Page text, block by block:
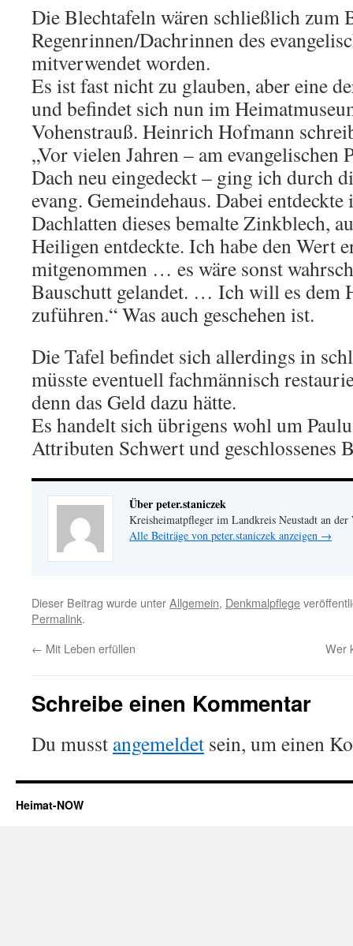
Die Blechtafeln wären schließlich zum
Regenrinnen/Dachrinnen des
mitverwendet worden.
Es ist fast nicht zu glauben, aber eine
und befindet sich nun im
Vohenstrauß. Heinrich Hofmann
„Vor vielen Jahren – am evangelischen
Dach neu eingedeckt – ging ich durch
evang. Gemeindehaus. Dabei
Dachlatten dieses bemalte Zinkblech,
Heiligen entdeckte. Ich habe den Wert
mitgenommen … es wäre sonst
Bauschutt gelandet. … Ich will es dem
zuführen.“ Was auch geschehen ist.
Die Tafel befindet sich allerdings in
müsste eventuell fachmännisch
denn das Geld dazu hätte.
Es handelt sich übrigens wohl um
Attributen Schwert und geschlossenes
Über peter.staniczek
Kreisheimatpfleger im Landkreis Neustadt an der
Alle Beiträge von peter.staniczek anzeigen →
Dieser Beitrag wurde unterAllgemein, Denkmalpflege
Permalink.
← Mit Leben erfüllen Wer
Schreibe einen Kommentar
Du musst angemeldet sein, um einen
Heimat-NOW